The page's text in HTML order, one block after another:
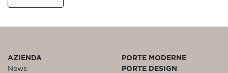
AZIENDA
News
PORTE MODERNE
PORTE DESIGN